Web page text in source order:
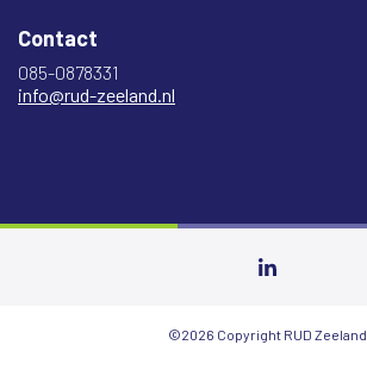
Contact
085-0878331
info@rud-zeeland.nl
©2026 Copyright RUD Zeeland